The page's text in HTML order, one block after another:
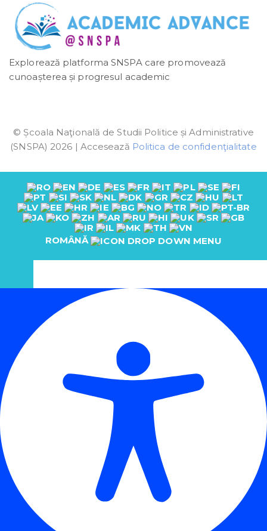
Explorează platforma SNSPA care promovează
cunoașterea și progresul academic
© Școala Naţională de Studii Politice și Administrative
(SNSPA) 2026 | Accesează Politica de confidenţialitate
ROMÂNĂ